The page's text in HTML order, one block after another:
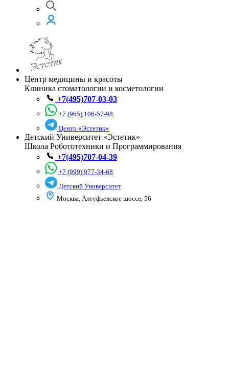
Центр медицины и красоты
Клиника стоматологии и косметологии
+7(495)707-03-03
+7 (965) 106-57-98
Центр «Эстетик»
Детский Университет «Эстетик»
Школа Робототехники и Программирования
+7(495)707-04-39
+7 (999) 977-34-68
Детский Университет
Москва, Алтуфьевское шоссе, 56